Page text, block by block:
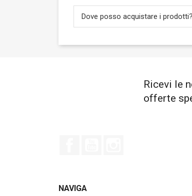
Dove posso acquistare i prodotti?
Ricevi le
offerte
NAVIGA